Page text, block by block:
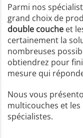
Parmi nos
grand choix de
double couche et
certainement la
nombreuses
obtiendrez pour
mesure qui
Nous vous
multicouches et
spécialistes.